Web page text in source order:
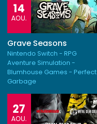
14
AOU.
Grave Seasons
Nintendo Switch - RPG
Aventure Simulation -
Blumhouse Games - Perfect
Garbage
27
AOU.